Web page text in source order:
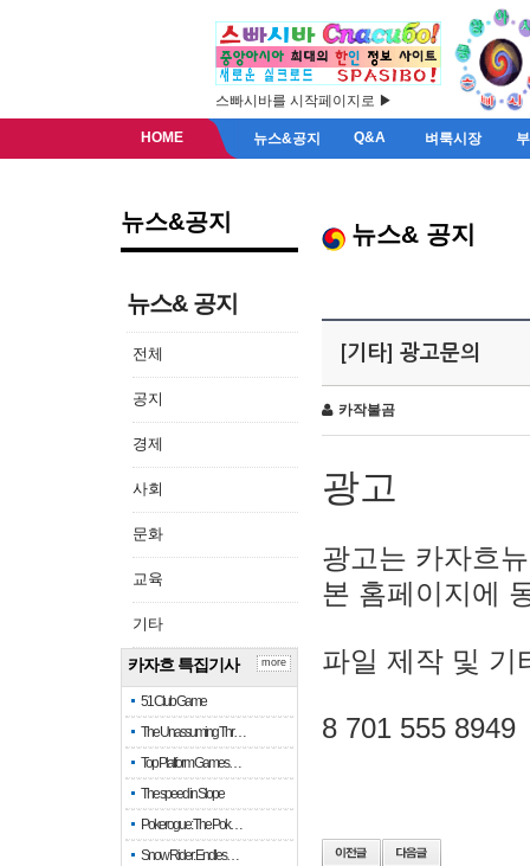
스빠시바를 시작페이지로 ▶
HOME 뉴스&공지 Q&A 벼룩시장
뉴스&공지
뉴스& 공지
전체
공지
경제
사회
문화
교육
기타
카자흐 특집기사
51 Club Game
The Unassuming Thr…
Top Platform Games…
The speed in Slope
Pokerogue: The Pok…
Snow Rider: Endles…
more
뉴스& 공지
[기타] 광고문의
카작불곰
광고
광고는 카자흐
본 홈페이지에
파일 제작 및 기
8 701 555 8949